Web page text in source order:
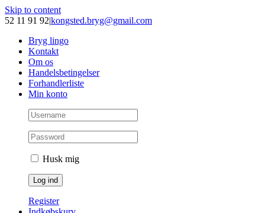
Skip to content
52 11 91 92|kongsted.bryg@gmail.com
Bryg lingo
Kontakt
Om os
Handelsbetingelser
Forhandlerliste
Min konto
Husk mig
Register